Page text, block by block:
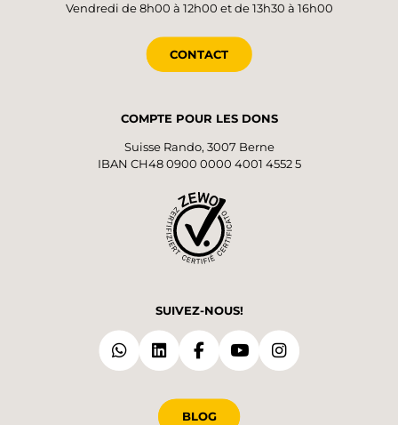
Vendredi de 8h00 à 12h00 et de 13h30 à 16h00
CONTACT
COMPTE POUR LES DONS
Suisse Rando, 3007 Berne
IBAN CH48 0900 0000 4001 4552 5
SUIVEZ-NOUS!
BLOG